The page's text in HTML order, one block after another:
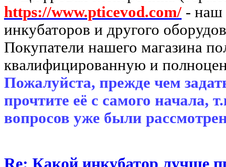
https://www.pticevod.com/ - наш
инкубаторов и другого
Покупатели нашего магазина
квалифицированную и
Пожалуйста, прежде чем
прочтите её с самого начала,
вопросов уже были
Re: Какой инкубатор лучше